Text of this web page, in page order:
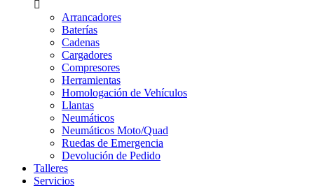
Arrancadores
Baterías
Cadenas
Cargadores
Compresores
Herramientas
Homologación de Vehículos
Llantas
Neumáticos
Neumáticos Moto/Quad
Ruedas de Emergencia
Devolución de Pedido
Talleres
Servicios